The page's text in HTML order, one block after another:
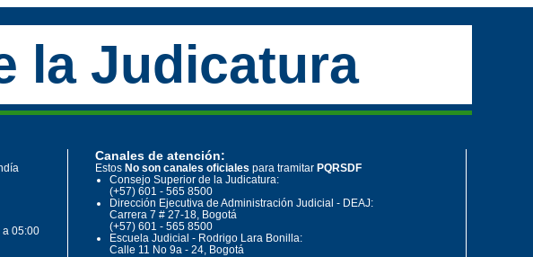
la Judicatura
a 05:00
Canales de atención:
Estos No son canales oficiales para tramitar PQRSDF
Consejo Superior de la Judicatura:
(+57) 601 - 565 8500
Dirección Ejecutiva de Administración Judicial - DEAJ:
Carrera 7 # 27-18, Bogotá
(+57) 601 - 565 8500
Escuela Judicial - Rodrigo Lara Bonilla:
Calle 11 No 9a - 24, Bogotá